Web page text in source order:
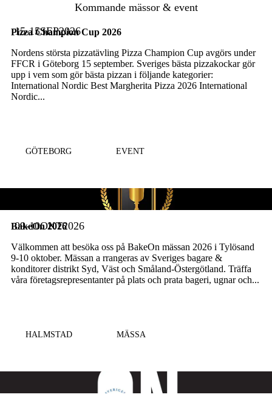
Kommande mässor & event
15-15SEP2026
Pizza Champion Cup 2026
Nordens största pizzatävling Pizza Champion Cup avgörs under
FFCR i Göteborg 15 september. Sveriges bästa pizzakockar gör
upp i vem som gör bästa pizzan i följande kategorier:
International Nordic Best Margherita Pizza 2026 International
Nordic...
GÖTEBORG EVENT
09-10OKT2026
BakeOn 2026
Välkommen att besöka oss på BakeOn mässan 2026 i Tylösand
9-10 oktober. Mässan a rrangeras av Sveriges bagare &
konditorer distrikt Syd, Väst och Småland-Östergötland. Träffa
våra företagsrepresentanter på plats och prata bageri, ugnar och...
HALMSTAD MÄSSA